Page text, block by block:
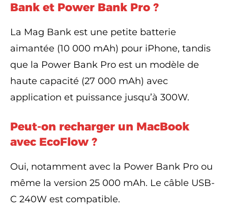
Bank et Power Bank Pro ?
La Mag Bank est une petite batterie
aimantée (10 000 mAh) pour iPhone, tandis
que la Power Bank Pro est un modèle de
haute capacité (27 000 mAh) avec
application et puissance jusqu’à 300W.
Peut-on recharger un MacBook
avec EcoFlow ?
Oui, notamment avec la Power Bank Pro ou
même la version 25 000 mAh. Le câble USB-
C 240W est compatible.